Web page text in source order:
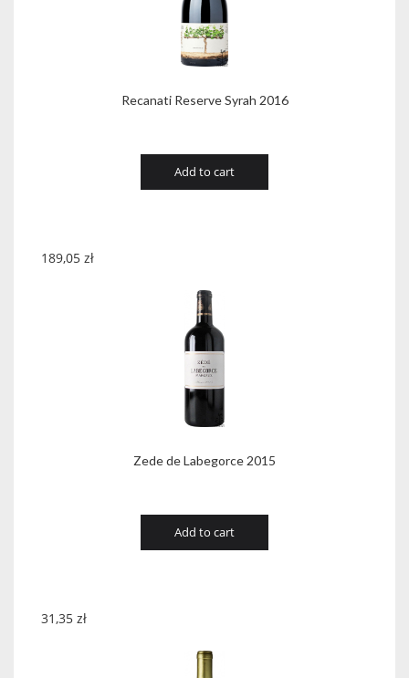
Recanati Reserve Syrah 2016
Add to cart
Zede de Labegorce 2015
189,05 zł
Add to cart
31,35 zł